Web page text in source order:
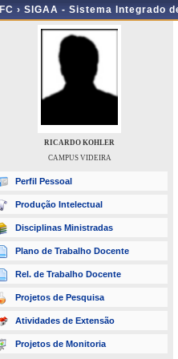
IFC › SIGAA - Sistema Integrado
RICARDO KOHLER
CAMPUS VIDEIRA
Perfil Pessoal
Produção Intelectual
Disciplinas Ministradas
Plano de Trabalho Docente
Rel. de Trabalho Docente
Projetos de Pesquisa
Atividades de Extensão
Projetos de Monitoria